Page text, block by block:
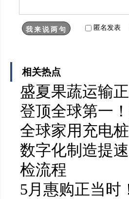
匿名发表
相关热点
盛夏果蔬运输
登顶全球第一
全球家用充电
数字化制造提
检流程
5月惠购正当时